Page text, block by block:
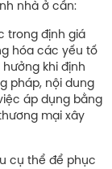
nhà ở cần:
trong định giá
hóa các yếu tố
khi định
pháp, nội dung
áp dụng bằng
mại xây
cụ thể để phục